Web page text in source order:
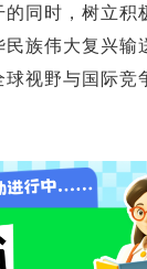
同时，树立积
族伟大复兴输
视野与国际竞